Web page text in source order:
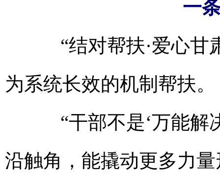
一
“结对帮扶·爱心甘
为系统长效的机制帮扶。
“干部不是‘万能解
沿触角，能撬动更多力